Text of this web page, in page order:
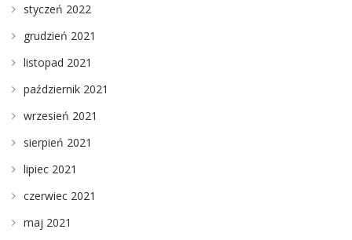
styczeń 2022
grudzień 2021
listopad 2021
październik 2021
wrzesień 2021
sierpień 2021
lipiec 2021
czerwiec 2021
maj 2021